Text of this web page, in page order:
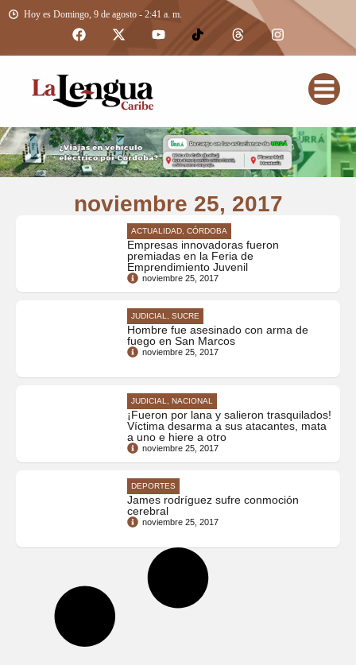
Hoy es Domingo, 9 de agosto - 2:41 a. m.
noviembre 25, 2017
ACTUALIDAD, CÓRDOBA
Empresas innovadoras fueron
premiadas en la Feria de
Emprendimiento Juvenil
noviembre 25, 2017
JUDICIAL, SUCRE
Hombre fue asesinado con arma de
fuego en San Marcos
noviembre 25, 2017
JUDICIAL, NACIONAL
¡Fueron por lana y salieron trasquilados!
Víctima desarma a sus atacantes, mata
a uno e hiere a otro
noviembre 25, 2017
DEPORTES
James rodríguez sufre conmoción
cerebral
noviembre 25, 2017